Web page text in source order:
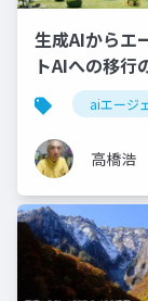
生成AIからエ
トAIへの移行
展望
aiエージ
高橋浩